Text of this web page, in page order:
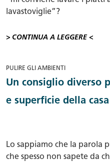
lavastoviglie”?
> CONTINUA A LEGGERE <
PULIRE GLI AMBIENTI
Un consiglio diverso
e superficie della casa
Lo sappiamo che la parola
che spesso non sapete da